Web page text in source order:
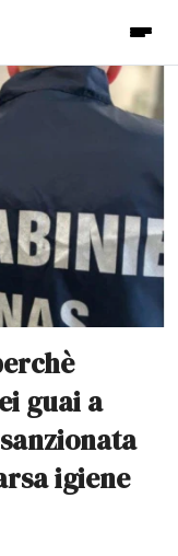
guai a
igiene